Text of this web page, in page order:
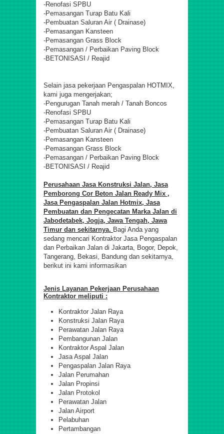
-Renofasi SPBU
-Pemasangan Turap Batu Kali
-Pembuatan Saluran Air ( Drainase)
-Pemasangan Kansteen
-Pemasangan Grass Block
-Pemasangan / Perbaikan Paving Block
-BETONISASI / Reajid
Selain jasa pekerjaan Pengaspalan HOTMIX,
kami juga mengerjakan;
-Pengurugan Tanah merah / Tanah Boncos
-Renofasi SPBU
-Pemasangan Turap Batu Kali
-Pembuatan Saluran Air ( Drainase)
-Pemasangan Kansteen
-Pemasangan Grass Block
-Pemasangan / Perbaikan Paving Block
-BETONISASI / Reajid
Perusahaan Jasa Konstruksi Jalan, Jasa
Pemborong Cor Beton Jalan Ready Mix ,
Jasa Pengaspalan Jalan Hotmix, Jasa
Pembuatan dan Pengecatan Marka Jalan di
Jabodetabek, Jogja, Jawa Tengah, Jawa
Timur dan sekitarnya. Bagi Anda yang
sedang mencari Kontraktor Jasa Pengaspalan
dan Perbaikan Jalan di Jakarta, Bogor, Depok,
Tangerang, Bekasi, Bandung dan sekitarnya,
berikut ini kami informasikan
Jenis Layanan Pekerjaan Perusahaan
Kontraktor meliputi :
Kontraktor Jalan Raya
Konstruksi Jalan Raya
Perawatan Jalan Raya
Pembangunan Jalan
Kontraktor Aspal Jalan
Jasa Aspal Jalan
Pengaspalan Jalan Raya
Jalan Perumahan
Jalan Propinsi
Jalan Protokol
Perawatan Jalan
Jalan Airport
Pelabuhan
Pertambangan